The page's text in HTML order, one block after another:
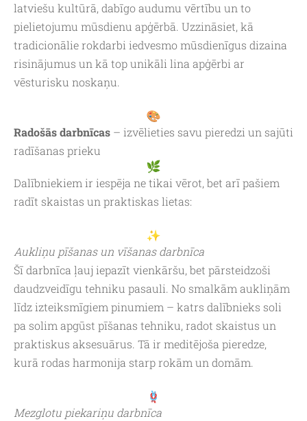
latviešu kultūrā, dabīgo audumu vērtību un to
pielietojumu mūsdienu apģērbā. Uzzināsiet, kā
tradicionālie rokdarbi iedvesmo mūsdienīgus dizaina
risinājumus un kā top unikāli lina apģērbi ar
vēsturisku noskaņu.
Radošās darbnīcas – izvēlieties savu pieredzi un sajūti
radīšanas prieku
Dalībniekiem ir iespēja ne tikai vērot, bet arī pašiem
radīt skaistas un praktiskas lietas:
Aukliņu pīšanas un vīšanas darbnīca
Šī darbnīca ļauj iepazīt vienkāršu, bet pārsteidzoši
daudzveidīgu tehniku pasauli. No smalkām aukliņām
līdz izteiksmīgiem pinumiem – katrs dalībnieks soli
pa solim apgūst pīšanas tehniku, radot skaistus un
praktiskus aksesuārus. Tā ir meditējoša pieredze,
kurā rodas harmonija starp rokām un domām.
Mezglotu piekariņu darbnīca